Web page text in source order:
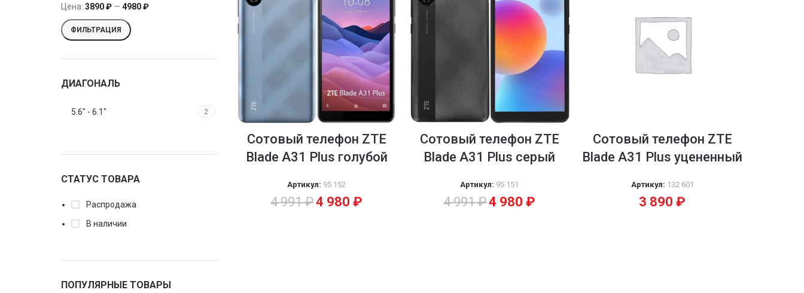
ФИЛЬТРАЦИЯ
Цена: 3890 ₽ — 4980 ₽
ДИАГОНАЛЬ
5.6" - 6.1" 2
СТАТУС ТОВАРА
Распродажа
В наличии
ПОПУЛЯРНЫЕ ТОВАРЫ
Сотовый телефон ZTE
Blade А31 Plus голубой
Артикул: 95 152
4 991₽4 980₽
Сотовый телефон ZTE
Blade А31 Plus серый
Артикул: 95 151
4 991₽4 980₽
Сотовый телефон ZTE
Blade А31 Plus уцененный
Артикул: 132 601
3 890₽